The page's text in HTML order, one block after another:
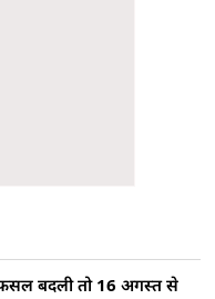
बदली तो 16 अगस्त से